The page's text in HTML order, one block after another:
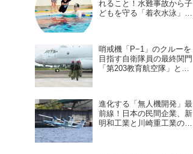
れること！水難事故から子
どもを守る「着衣水泳」の
哨戒機「P−1」のクルーを
目指す自衛隊員の最終関門
「第203教育航空隊」と
進化する「無人機開発」最
前線！日本の民間企業、新
明和工業と川崎重工業の新